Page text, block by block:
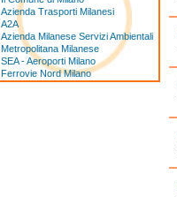
Azienda Trasporti Milanesi
A2A
Azienda Milanese Servizi Ambientali
Metropolitana Milanese
SEA - Aeroporti Milano
Ferrovie Nord Milano